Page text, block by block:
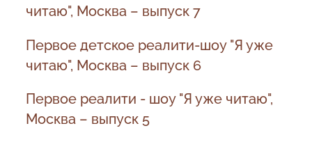
читаю", Москва – выпуск 7
Первое детское реалити-шоу "Я уже
читаю", Москва – выпуск 6
Первое реалити - шоу "Я уже читаю",
Москва – выпуск 5